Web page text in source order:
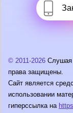
© 2011-2026 Слушая
права защищены.
Сайт является
использовании
гиперссылка на